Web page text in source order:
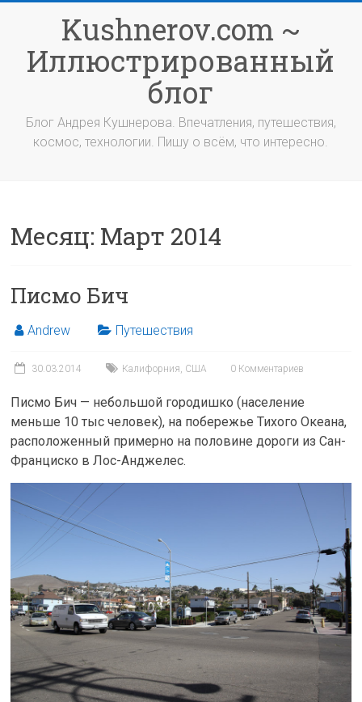
содержимомуKushnerov.com ~
Иллюстрированный
блог
Блог Андрея Кушнерова. Впечатления, путешествия,
космос, технологии. Пишу о всём, что интересно.
Месяц: Март 2014
Писмо Бич
Andrew Путешествия
30.03.2014 Калифорния, США 0 Комментариев
Писмо Бич — небольшой городишко (население
меньше 10 тыс человек), на побережье Тихого Океана,
расположенный примерно на половине дороги из Сан-
Франциско в Лос-Анджелес.